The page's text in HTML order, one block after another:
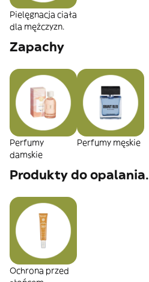
Pielęgnacja ciała
dla mężczyzn.
Zapachy
Perfumy
damskie
Perfumy męskie
Produkty do opalania.
Ochrona przed